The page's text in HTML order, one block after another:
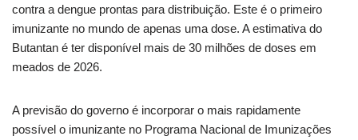
contra a dengue prontas para distribuição. Este é o primeiro
imunizante no mundo de apenas uma dose. A estimativa do
Butantan é ter disponível mais de 30 milhões de doses em
meados de 2026.
A previsão do governo é incorporar o mais rapidamente
possível o imunizante no Programa Nacional de Imunizações